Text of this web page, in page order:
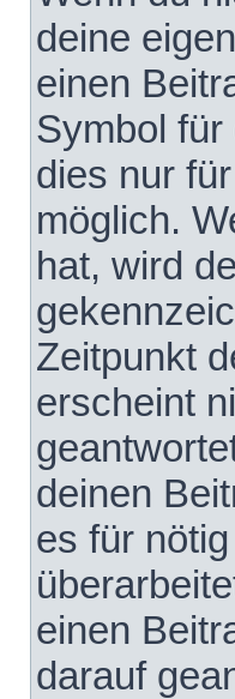
deine
einen
Symbol
dies nur
möglich.
hat, wird
Zeitpunkt
erscheint
deinen
es für
einen
darauf